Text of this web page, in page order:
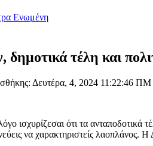
τέλη και
Δευτέρα, 4, 2024 11:22:46 ΠΜ
ισχυρίζεσαι ότι τα ανταποδοτικά
να χαρακτηριστείς